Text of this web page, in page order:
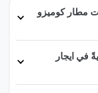
مطار كوميزو
في ايجار